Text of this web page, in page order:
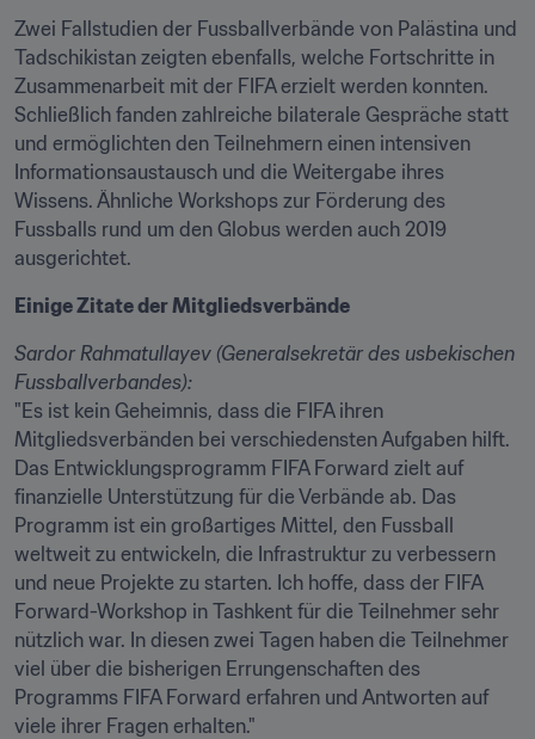
Zwei Fallstudien der Fussballverbände von Palästina und
Tadschikistan zeigten ebenfalls, welche Fortschritte in
Zusammenarbeit mit der FIFA erzielt werden konnten.
Schließlich fanden zahlreiche bilaterale Gespräche statt
und ermöglichten den Teilnehmern einen intensiven
Informationsaustausch und die Weitergabe ihres
Wissens. Ähnliche Workshops zur Förderung des
Fussballs rund um den Globus werden auch 2019
ausgerichtet.
Einige Zitate der Mitgliedsverbände
Sardor Rahmatullayev (Generalsekretär des usbekischen
Fussballverbandes):
"Es ist kein Geheimnis, dass die FIFA ihren
Mitgliedsverbänden bei verschiedensten Aufgaben hilft.
Das Entwicklungsprogramm FIFA Forward zielt auf
finanzielle Unterstützung für die Verbände ab. Das
Programm ist ein großartiges Mittel, den Fussball
weltweit zu entwickeln, die Infrastruktur zu verbessern
und neue Projekte zu starten. Ich hoffe, dass der FIFA
Forward-Workshop in Tashkent für die Teilnehmer sehr
nützlich war. In diesen zwei Tagen haben die Teilnehmer
viel über die bisherigen Errungenschaften des
Programms FIFA Forward erfahren und Antworten auf
viele ihrer Fragen erhalten."